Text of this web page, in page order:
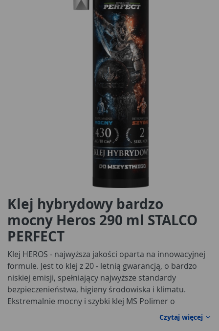
Klej hybrydowy bardzo
mocny Heros 290 ml STALCO
PERFECT
Klej HEROS - najwyższa jakości oparta na innowacyjnej
formule. Jest to klej z 20 - letnią gwarancją, o bardzo
niskiej emisji, spełniający najwyższe standardy
bezpieczenieństwa, higieny środowiska i klimatu.
Ekstremalnie mocny i szybki klej MS Polimer o
natychmiastowej przyczepności początkowej (2
sekundy) i wytrzymałości końcowej (430 kg/10 cmm2)
Czytaj więcej